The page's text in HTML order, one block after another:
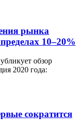
рынка
10–20%
обзор
2020 года:
сократится